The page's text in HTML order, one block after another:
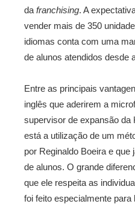
da franchising. A
vender mais de 350
idiomas conta com uma
de alunos atendidos desde
Entre as principais
inglês que aderirem a
supervisor de expansão da
está a utilização de um
por Reginaldo Boeira e que
de alunos. O grande
que ele respeita as
foi feito especialmente para